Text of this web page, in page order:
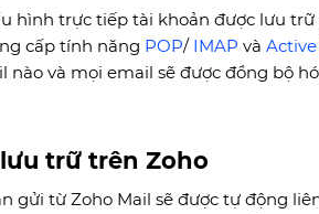
hình trực tiếp tài khoản được lưu trữ
cấp tính năng POP/ IMAP và
và mọi email sẽ được đồng bộ
trữ trên Zoho
gửi từ Zoho Mail sẽ được tự động